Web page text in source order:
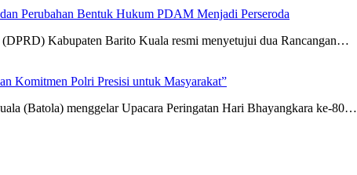
Perubahan Bentuk Hukum PDAM Menjadi Perseroda
Kabupaten Barito Kuala resmi menyetujui dua Rancangan…
Komitmen Polri Presisi untuk Masyarakat”
(Batola) menggelar Upacara Peringatan Hari Bhayangkara ke-80…